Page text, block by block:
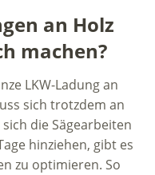
an Holz
machen?
LKW-Ladung an
sich trotzdem an
die Sägearbeiten
hinziehen, gibt es
zu optimieren. So